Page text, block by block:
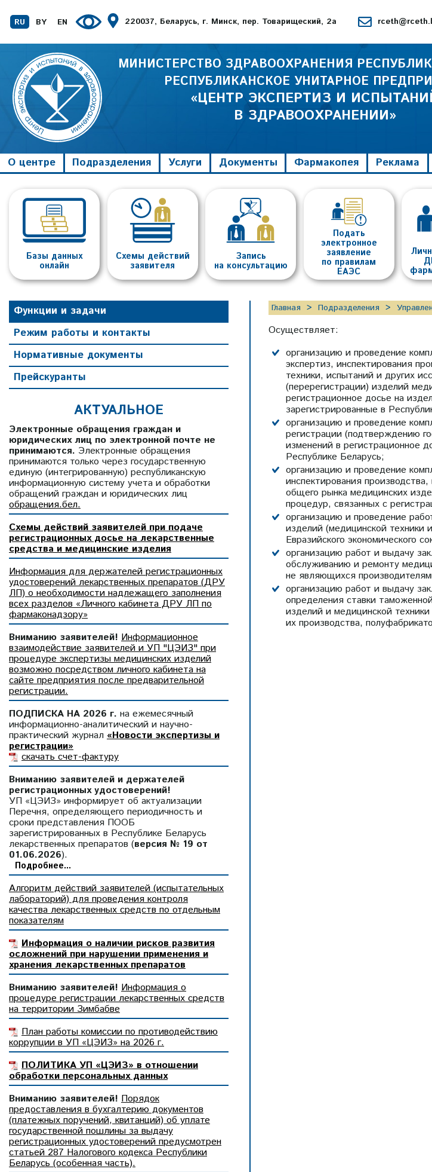
RU BY EN 220037, Беларусь, г. Минск, пер. Товарищеский, 2а
МИНИСТЕРСТВО ЗДРАВООХРАНЕНИЯ
РЕСПУБЛИКАНСКОЕ УНИТАРНОЕ
«ЦЕНТР ЭКСПЕРТИЗ И
В ЗДРАВООХРАНЕНИИ»
О центре Подразделения Услуги Документы Фармакопея Реклама
Базы данных
онлайн
Схемы действий
заявителя
Запись
на консультацию
Подать
электронное
заявление
по правилам
ЕАЭС
Функции и задачи
Режим работы и контакты
Нормативные документы
Прейскуранты
АКТУАЛЬНОЕ
Электронные обращения граждан и
юридических лиц по электронной почте не
принимаются. Электронные обращения
принимаются только через государственную
единую (интегрированную) республиканскую
информационную систему учета и обработки
обращений граждан и юридических лиц
обращения.бел.
Схемы действий заявителей при подаче
регистрационных досье на лекарственные
средства и медицинские изделия
Информация для держателей регистрационных
удостоверений лекарственных препаратов (ДРУ
ЛП) о необходимости надлежащего заполнения
всех разделов «Личного кабинета ДРУ ЛП по
фармаконадзору»
Вниманию заявителей! Информационное
взаимодействие заявителей и УП "ЦЭИЗ" при
процедуре экспертизы медицинских изделий
возможно посредством личного кабинета на
сайте предприятия после предварительной
регистрации.
ПОДПИСКА НА 2026 г. на ежемесячный
информационно-аналитический и научно-
практический журнал «Новости экспертизы и
регистрации»
скачать счет-фактуру
Вниманию заявителей и держателей
регистрационных удостоверений!
УП «ЦЭИЗ» информирует об актуализации
Перечня, определяющего периодичность и
сроки представления ПООБ
зарегистрированных в Республике Беларусь
лекарственных препаратов (версия № 19 от
01.06.2026).
Подробнее...
Алгоритм действий заявителей (испытательных
лабораторий) для проведения контроля
качества лекарственных средств по отдельным
показателям
Информация о наличии рисков развития
осложнений при нарушении применения и
хранения лекарственных препаратов
Вниманию заявителей! Информация о
процедуре регистрации лекарственных средств
на территории Зимбабве
План работы комиссии по противодействию
коррупции в УП «ЦЭИЗ» на 2026 г.
ПОЛИТИКА УП «ЦЭИЗ» в отношении
обработки персональных данных
Вниманию заявителей! Порядок
предоставления в бухгалтерию документов
(платежных поручений, квитанций) об уплате
государственной пошлины за выдачу
регистрационных удостоверений предусмотрен
статьей 287 Налогового кодекса Республики
Беларусь (особенная часть).
Главная Подразделения
Осуществляет:
организацию и проведение
экспертиз, инспектирования
техники, испытаний и других
(перерегистрации) изделий
регистрационное досье на
зарегистрированные в
организацию и проведение
регистрации (подтверждению
изменений в регистрационное
Республике Беларусь;
организацию и проведение
инспектирования
общего рынка медицинских
процедур, связанных с
организацию и проведение
изделий (медицинской техники
Евразийского экономического
организацию работ и выдачу
обслуживанию и ремонту
не являющихся
организацию работ и выдачу
определения ставки
изделий и медицинской
их производства,